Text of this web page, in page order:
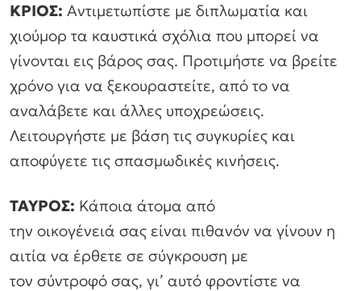
ΚΡΙΟΣ: Αντιμετωπίστε με διπλωματία και
χιούμορ τα καυστικά σχόλια που μπορεί να
γίνονται εις βάρος σας. Προτιμήστε να βρείτε
χρόνο για να ξεκουραστείτε, από το να
αναλάβετε και άλλες υποχρεώσεις.
Λειτουργήστε με βάση τις συγκυρίες και
αποφύγετε τις σπασμωδικές κινήσεις.
ΤΑΥΡΟΣ: Κάποια άτομα από
την οικογένειά σας είναι πιθανόν να γίνουν η
αιτία να έρθετε σε σύγκρουση με
τον σύντροφό σας, γι’ αυτό φροντίστε να